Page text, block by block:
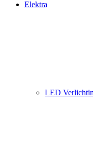
Elektra
LED